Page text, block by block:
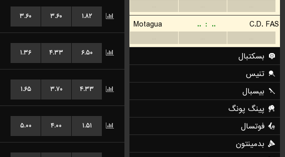
۳.۶۰ ۳.۶۰ ۱.۸۲
۱.۳۶ ۴.۳۳ ۶.۵۰
۱.۶۵ ۳.۷۰ ۴.۳۳
۵.۰۰ ۴.۰۰ ۱.۵۱